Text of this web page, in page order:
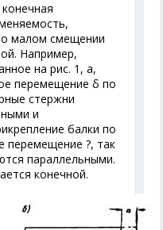
малом смещении
Например,
на рис. 1, а,
перемещение δ по
стержни
и
балки по
перемещение ?, так
параллельными.
конечной.